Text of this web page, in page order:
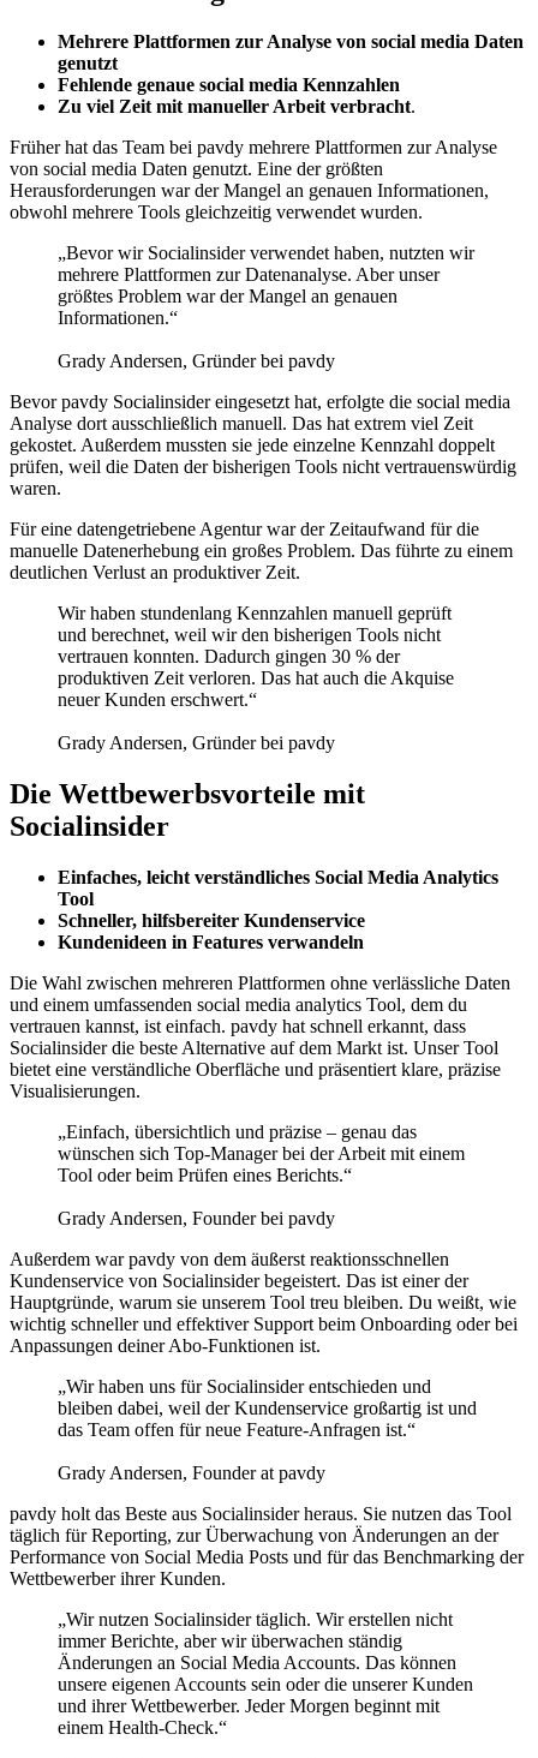
Mehrere Plattformen zur Analyse von social media Daten
genutzt
Fehlende genaue social media Kennzahlen
Zu viel Zeit mit manueller Arbeit verbracht.
Früher hat das Team bei pavdy mehrere Plattformen zur Analyse
von social media Daten genutzt. Eine der größten
Herausforderungen war der Mangel an genauen Informationen,
obwohl mehrere Tools gleichzeitig verwendet wurden.
„Bevor wir Socialinsider verwendet haben, nutzten wir
mehrere Plattformen zur Datenanalyse. Aber unser
größtes Problem war der Mangel an genauen
Informationen.“
Grady Andersen, Gründer bei pavdy
Bevor pavdy Socialinsider eingesetzt hat, erfolgte die social media
Analyse dort ausschließlich manuell. Das hat extrem viel Zeit
gekostet. Außerdem mussten sie jede einzelne Kennzahl doppelt
prüfen, weil die Daten der bisherigen Tools nicht vertrauenswürdig
waren.
Für eine datengetriebene Agentur war der Zeitaufwand für die
manuelle Datenerhebung ein großes Problem. Das führte zu einem
deutlichen Verlust an produktiver Zeit.
Wir haben stundenlang Kennzahlen manuell geprüft
und berechnet, weil wir den bisherigen Tools nicht
vertrauen konnten. Dadurch gingen 30 % der
produktiven Zeit verloren. Das hat auch die Akquise
neuer Kunden erschwert.“
Grady Andersen, Gründer bei pavdy
Die Wettbewerbsvorteile mit
Socialinsider
Einfaches, leicht verständliches Social Media Analytics
Tool
Schneller, hilfsbereiter Kundenservice
Kundenideen in Features verwandeln
Die Wahl zwischen mehreren Plattformen ohne verlässliche Daten
und einem umfassenden social media analytics Tool, dem du
vertrauen kannst, ist einfach. pavdy hat schnell erkannt, dass
Socialinsider die beste Alternative auf dem Markt ist. Unser Tool
bietet eine verständliche Oberfläche und präsentiert klare, präzise
Visualisierungen.
„Einfach, übersichtlich und präzise – genau das
wünschen sich Top-Manager bei der Arbeit mit einem
Tool oder beim Prüfen eines Berichts.“
Grady Andersen, Founder bei pavdy
Außerdem war pavdy von dem äußerst reaktionsschnellen
Kundenservice von Socialinsider begeistert. Das ist einer der
Hauptgründe, warum sie unserem Tool treu bleiben. Du weißt, wie
wichtig schneller und effektiver Support beim Onboarding oder bei
Anpassungen deiner Abo-Funktionen ist.
„Wir haben uns für Socialinsider entschieden und
bleiben dabei, weil der Kundenservice großartig ist und
das Team offen für neue Feature-Anfragen ist.“
Grady Andersen, Founder at pavdy
pavdy holt das Beste aus Socialinsider heraus. Sie nutzen das Tool
täglich für Reporting, zur Überwachung von Änderungen an der
Performance von Social Media Posts und für das Benchmarking der
Wettbewerber ihrer Kunden.
„Wir nutzen Socialinsider täglich. Wir erstellen nicht
immer Berichte, aber wir überwachen ständig
Änderungen an Social Media Accounts. Das können
unsere eigenen Accounts sein oder die unserer Kunden
und ihrer Wettbewerber. Jeder Morgen beginnt mit
einem Health-Check.“